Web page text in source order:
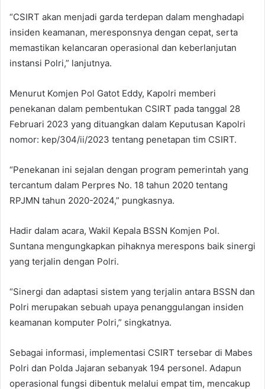
“CSIRT akan menjadi garda terdepan dalam menghadapi
insiden keamanan, meresponsnya dengan cepat, serta
memastikan kelancaran operasional dan keberlanjutan
instansi Polri,” lanjutnya.
Menurut Komjen Pol Gatot Eddy, Kapolri memberi
penekanan dalam pembentukan CSIRT pada tanggal 28
Februari 2023 yang dituangkan dalam Keputusan Kapolri
nomor: kep/304/ii/2023 tentang penetapan tim CSIRT.
“Penekanan ini sejalan dengan program pemerintah yang
tercantum dalam Perpres No. 18 tahun 2020 tentang
RPJMN tahun 2020-2024,” pungkasnya.
Hadir dalam acara, Wakil Kepala BSSN Komjen Pol.
Suntana mengungkapkan pihaknya merespons baik sinergi
yang terjalin dengan Polri.
“Sinergi dan adaptasi sistem yang terjalin antara BSSN dan
Polri merupakan sebuah upaya penanggulangan insiden
keamanan komputer Polri,” singkatnya.
Sebagai informasi, implementasi CSIRT tersebar di Mabes
Polri dan Polda Jajaran sebanyak 194 personel. Adapun
operasional fungsi dibentuk melalui empat tim, mencakup